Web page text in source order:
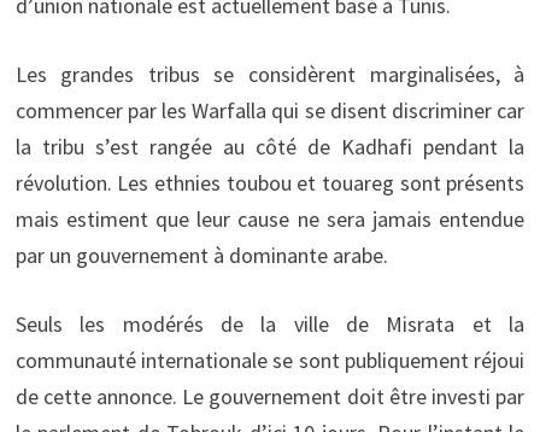
d’union nationale est actuellement basé à Tunis.
Les grandes tribus se considèrent marginalisées, à
commencer par les Warfalla qui se disent discriminer car
la tribu s’est rangée au côté de Kadhafi pendant la
révolution. Les ethnies toubou et touareg sont présents
mais estiment que leur cause ne sera jamais entendue
par un gouvernement à dominante arabe.
Seuls les modérés de la ville de Misrata et la
communauté internationale se sont publiquement réjoui
de cette annonce. Le gouvernement doit être investi par